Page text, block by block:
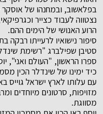
בפלאשוב, ובמחנהו של
נצטווה לעבוד כצייר
הרוע האנושי של הימים ההם.
סיפור נישואיו לרעייתו רבקה
סטיבן שפילברג "רשימת
ספרו הראשון, "העולם ואני",
כיד ימינו של שינדלר הכין
עם עלותו לארץ ישראל גוייס
מזויפות, סרטונים מיוחדים
מסווגת.